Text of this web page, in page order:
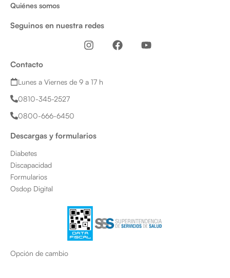
Quiénes somos
Seguinos en nuestra redes
I
n
a
F
a
Y
o
Contacto
Lunes a Viernes de 9 a 17 h
0810-345-2527
0800-666-6450
Descargas y formularios
Diabetes
Discapacidad
Formularios
Osdop Digital
Opción de cambio